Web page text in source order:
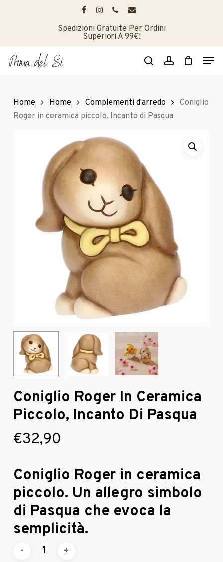
facebookinstagramphoneemail
Spedizioni Gratuite Per Ordini
Superiori A 99€!
Home Home Complementi d'arredo
Coniglio
Roger in ceramica piccolo, Incanto di Pasqua
Coniglio Roger In Ceramica
Piccolo, Incanto Di Pasqua
€32,90
Coniglio Roger in ceramica
piccolo. Un allegro simbolo
di Pasqua che evoca la
semplicità.